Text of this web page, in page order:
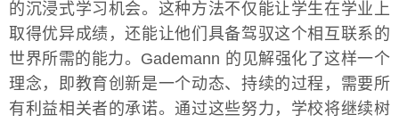
的沉浸式学习机会。这种方法不仅能让学生在学业上
取得优异成绩，还能让他们具备驾驭这个相互联系的
世界所需的能力。Gademann 的见解强化了这样一个
理念，即教育创新是一个动态、持续的过程，需要所
有利益相关者的承诺。通过这些努力，学校将继续树